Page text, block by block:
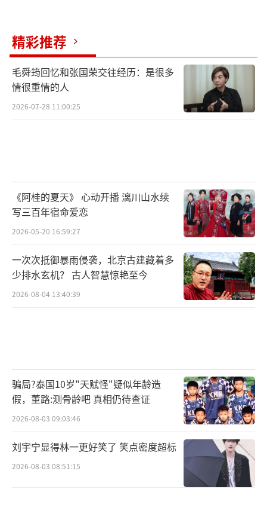
精彩推荐
毛舜筠回忆和张国荣交往经历：是很多
情很重情的人
2026-07-28 11:00:25
《阿桂的夏天》 心动开播 漓川山水续
写三百年宿命爱恋
2026-05-20 16:59:27
一次次抵御暴雨侵袭，北京古建藏着多
少排水玄机？ 古人智慧惊艳至今
2026-08-04 13:40:39
骗局?泰国10岁"天赋怪"疑似年龄造
假，董路:测骨龄吧 真相仍待查证
2026-08-03 09:03:46
刘宇宁显得林一更好笑了 笑点密度超标
2026-08-03 08:51:15